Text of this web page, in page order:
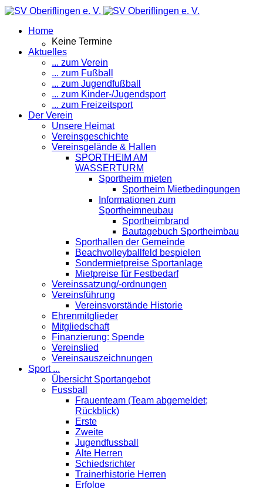
Home
Keine Termine
Aktuelles
... zum Verein
... zum Fußball
... zum Jugendfußball
... zum Kinder-/Jugendsport
... zum Freizeitsport
Der Verein
Unsere Heimat
Vereinsgeschichte
Vereinsgelände & Hallen
SPORTHEIM AM
WASSERTURM
Sportheim mieten
Sportheim Mietbedingungen
Informationen zum
Sportheimneubau
Sportheimbrand
Bautagebuch Sportheimbau
Sporthallen der Gemeinde
Beachvolleyballfeld bespielen
Sondermietpreise Sportanlage
Mietpreise für Festbedarf
Vereinssatzung/-ordnungen
Vereinsführung
Vereinsvorstände Historie
Ehrenmitglieder
Mitgliedschaft
Finanzierung: Spende
Vereinslied
Vereinsauszeichnungen
Sport ...
Übersicht Sportangebot
Fussball
Frauenteam (Team abgemeldet;
Rückblick)
Erste
Zweite
Jugendfussball
Alte Herren
Schiedsrichter
Trainerhistorie Herren
Erfolge